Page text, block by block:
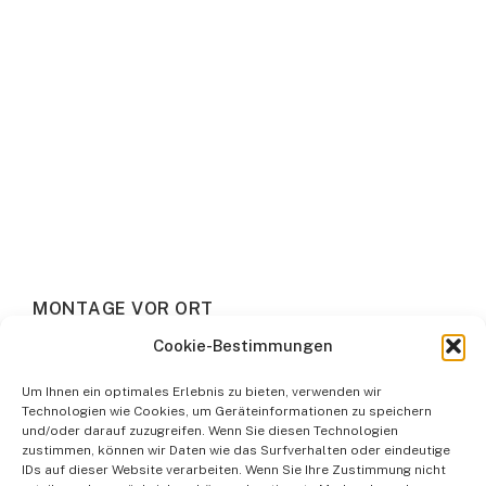
Cookie-Bestimmungen
Um Ihnen ein optimales Erlebnis zu bieten, verwenden wir
Technologien wie Cookies, um Geräteinformationen zu speichern
und/oder darauf zuzugreifen. Wenn Sie diesen Technologien
zustimmen, können wir Daten wie das Surfverhalten oder eindeutige
IDs auf dieser Website verarbeiten. Wenn Sie Ihre Zustimmung nicht
M O N TAG E VO R O RT